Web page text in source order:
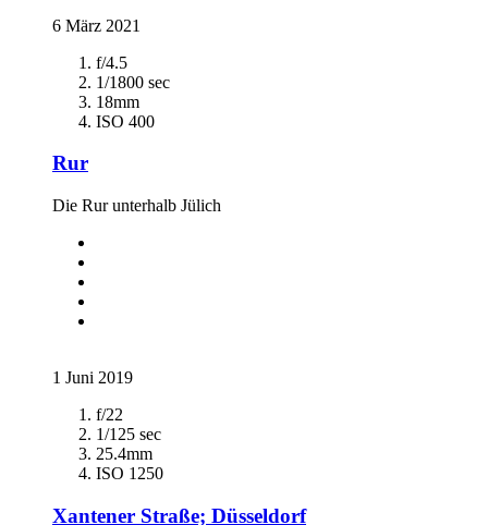
6 März 2021
f/4.5
1/1800 sec
18mm
ISO 400
Rur
Die Rur unterhalb Jülich
1 Juni 2019
f/22
1/125 sec
25.4mm
ISO 1250
Xantener Straße; Düsseldorf